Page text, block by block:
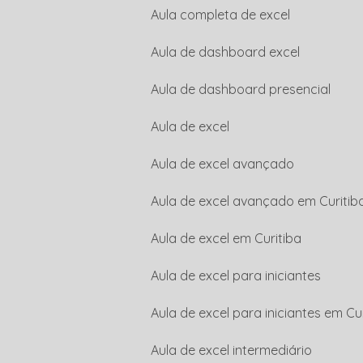
Aula completa de excel
Aula de dashboard excel
Aula de dashboard presencial
Aula de excel
Aula de excel avançado
Aula de excel avançado em
Aula de excel em Curitiba
Aula de excel para iniciantes
Aula de excel para iniciantes em
Aula de excel intermediário